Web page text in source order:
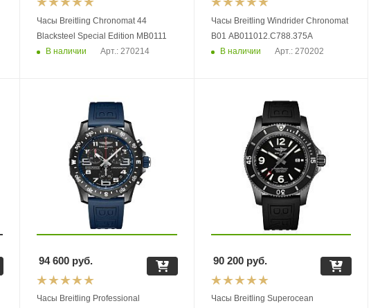
Часы Breitling Chronomat 44
Blacksteel Special Edition MB0111
В наличии
Арт.: 270214
Часы Breitling Windrider Chronomat
B01 AB011012.C788.375A
В наличии
Арт.: 270202
Часы Breitling Professional
94 600 руб.
Часы Breitling Superocean
90 200руб.